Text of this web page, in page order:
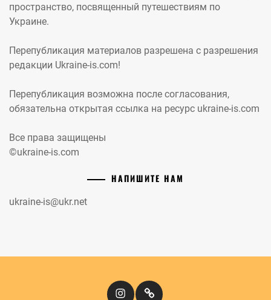
пространство, посвященный путешествиям по
Украине.
Перепубликация материалов разрешена с разрешения
редакции Ukraine-is.com!
Перепубликация возможна после согласования,
обязательна открытая ссылка на ресурс ukraine-is.com
Все права защищены
©ukraine-is.com
НАПИШИТЕ НАМ
ukraine-is@ukr.net
InstagramКіномандри